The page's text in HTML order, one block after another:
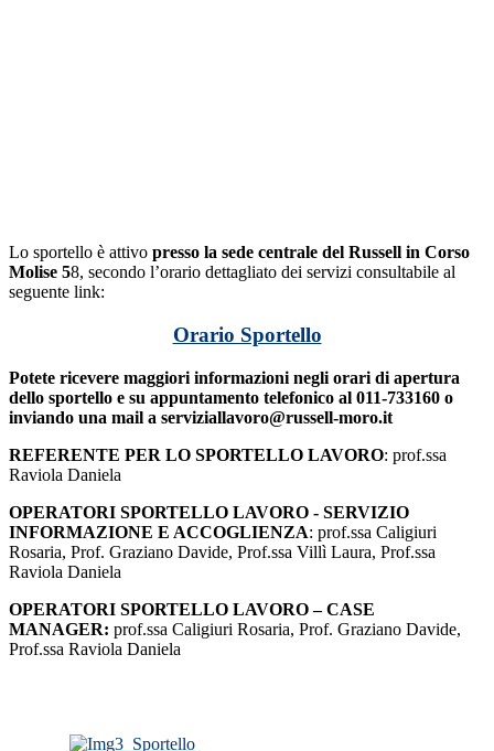
Lo sportello è attivo presso la sede centrale del Russell in Corso
Molise 58, secondo l’orario dettagliato dei servizi consultabile al
seguente link:
Orario Sportello
Potete ricevere maggiori informazioni negli orari di apertura
dello sportello e su appuntamento telefonico al 011-733160 o
inviando una mail a serviziallavoro@russell-moro.it
REFERENTE PER LO SPORTELLO LAVORO: prof.ssa
Raviola Daniela
OPERATORI SPORTELLO LAVORO - SERVIZIO
INFORMAZIONE E ACCOGLIENZA: prof.ssa Caligiuri
Rosaria, Prof. Graziano Davide, Prof.ssa Villì Laura, Prof.ssa
Raviola Daniela
OPERATORI SPORTELLO LAVORO – CASE
MANAGER: prof.ssa Caligiuri Rosaria, Prof. Graziano Davide,
Prof.ssa Raviola Daniela